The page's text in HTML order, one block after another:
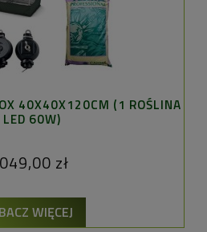
40X40X120CM (1 ROŚLINA
60W)
zł
WIĘCEJ